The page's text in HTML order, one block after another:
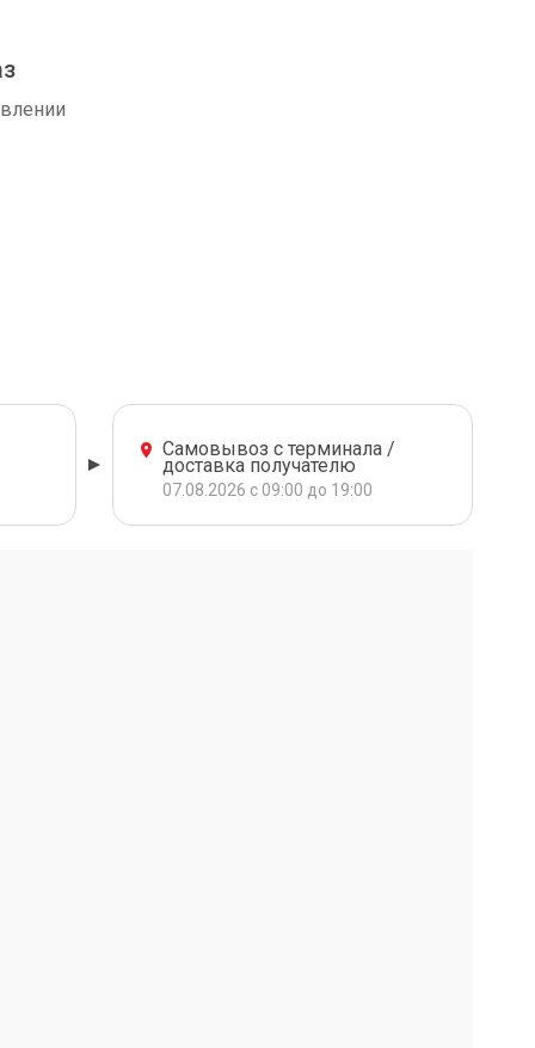
Самовывоз с терминала /
доставка получателю
07.08.2026 с 09:00 до 19:00